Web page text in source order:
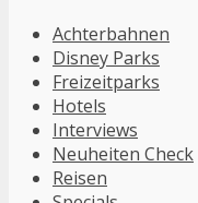
Achterbahnen
Disney Parks
Freizeitparks
Hotels
Interviews
Neuheiten Check
Reisen